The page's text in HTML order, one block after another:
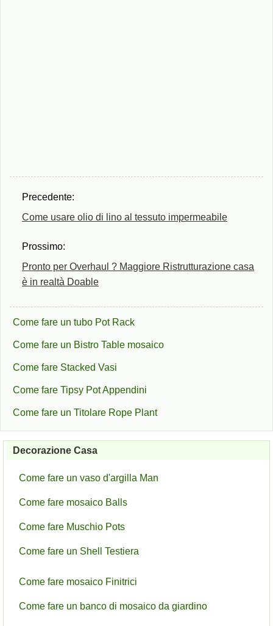
Precedente:
Come usare olio di lino al tessuto impermeabile
Prossimo:
Pronto per Overhaul ? Maggiore Ristrutturazione casa
è in realtà Doable
Come fare un tubo Pot Rack
Come fare un Bistro Table mosaico
Come fare Stacked Vasi
Come fare Tipsy Pot Appendini
Come fare un Titolare Rope Plant
Decorazione Casa
Come fare un vaso d'argilla Man ​​
Come fare mosaico Balls
Come fare Muschio Pots
Come fare un Shell Testiera
Come fare mosaico Finitrici
Come fare un banco di mosaico da giardino